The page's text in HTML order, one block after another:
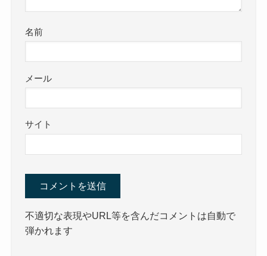
名前
メール
サイト
不適切な表現やURL等を含んだコメントは自動で
弾かれます